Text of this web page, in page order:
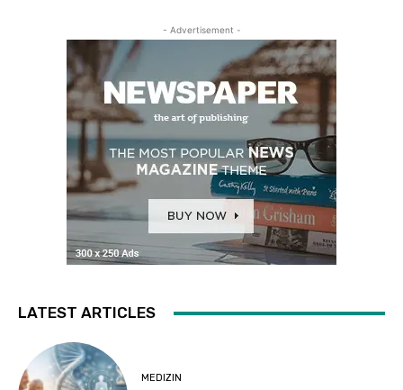
- Advertisement -
LATEST ARTICLES
MEDIZIN